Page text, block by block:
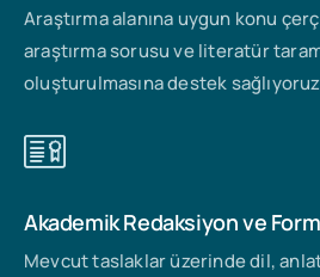
Araştırma alanına uygun konu
araştırma sorusu ve literatür
oluşturulmasına destek
Akademik Redaksiyon ve
Mevcut taslaklar üzerinde dil,